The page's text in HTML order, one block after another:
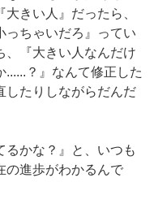
きい人』だったら、
っちゃいだろ』ってい
、『大きい人なんだけ
？』なんて修正した
したりしながらだんだ
るかな？』と、いつも
の進歩がわかるんで